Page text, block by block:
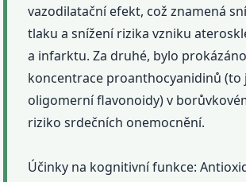
vazodilatační efekt, což znamená
tlaku a snížení rizika vzniku
a infarktu. Za druhé, bylo
koncentrace proanthocyanidinů (to
oligomerní flavonoidy) v
riziko srdečních onemocnění.
Účinky na kognitivní funkce: